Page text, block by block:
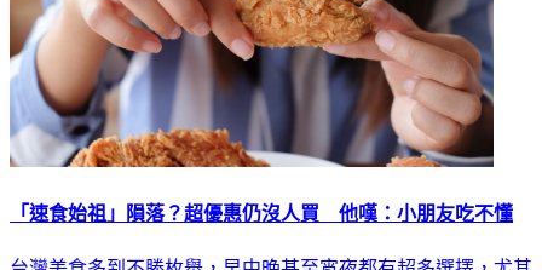
「速食始祖」隕落？超優惠仍沒人買 他嘆：小朋友吃不懂